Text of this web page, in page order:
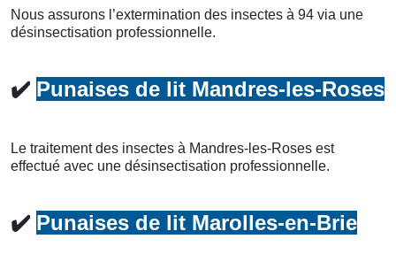
Nous assurons l’extermination des insectes à 94 via une
désinsectisation professionnelle.
✔️ Punaises de lit Mandres-les-Roses
Le traitement des insectes à Mandres-les-Roses est
effectué avec une désinsectisation professionnelle.
✔️ Punaises de lit Marolles-en-Brie